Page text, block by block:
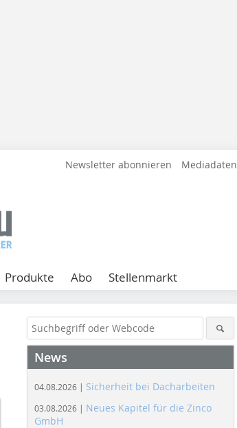
Newsletter abonnieren Mediadaten
Produkte Abo Stellenmarkt
News
04.08.2026 | Sicherheit bei Dacharbeiten
03.08.2026 | Neues Kapitel für die Zinco
GmbH